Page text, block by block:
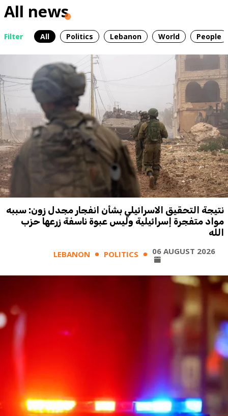
All news
Filter All Politics Lebanon World People
نتيجة التحقيق الاسرائيلي بشأن انفجار مجدل زون: سببه
مواد متفجرة إسرائيلية وليس عبوة ناسفة زرعها حزب
الله
LEBANON POLITICS 06 AUGUST 2026